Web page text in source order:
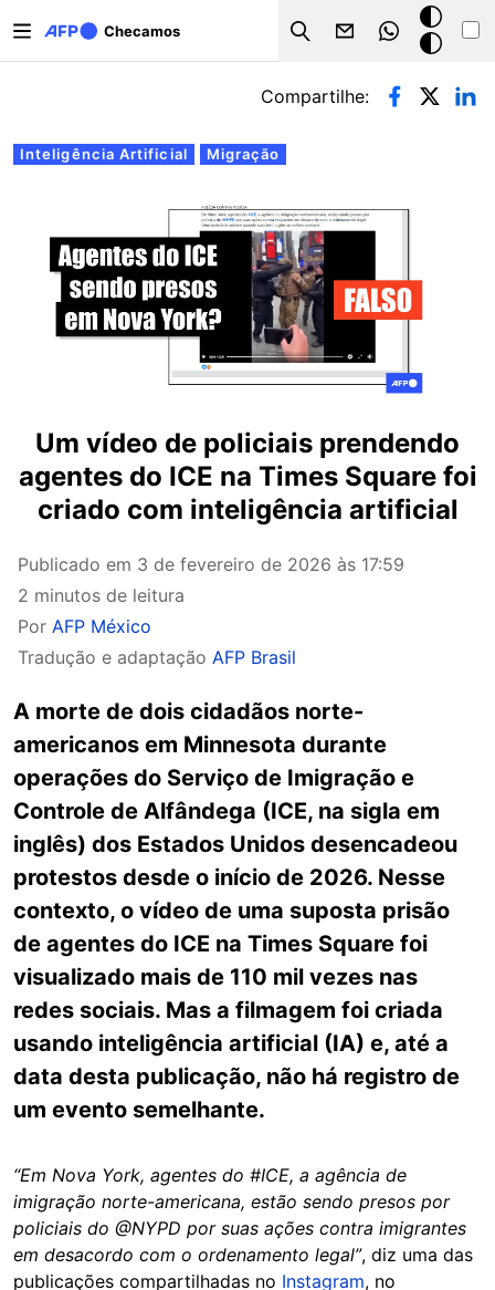
Checamos
Search
Modo
escuro
Abas primárias
Inteligência Artificial Migração
Compartilhe:
Um vídeo de policiais prendendo
agentes do ICE na Times Square foi
criado com inteligência artificial
Publicado em 3 de fevereiro de 2026 às 17:59
2 minutos de leitura
Por AFP México
Tradução e adaptação AFP Brasil
A morte de dois cidadãos norte-
americanos em Minnesota durante
operações do Serviço de Imigração e
Controle de Alfândega (ICE, na sigla em
inglês) dos Estados Unidos desencadeou
protestos desde o início de 2026. Nesse
contexto, o vídeo de uma suposta prisão
de agentes do ICE na Times Square foi
visualizado mais de 110 mil vezes nas
redes sociais. Mas a filmagem foi criada
usando inteligência artificial (IA) e, até a
data desta publicação, não há registro de
um evento semelhante.
“Em Nova York, agentes do #ICE, a agência de
imigração norte-americana, estão sendo presos por
policiais do @NYPD por suas ações contra imigrantes
em desacordo com o ordenamento legal”, diz uma das
publicações compartilhadas no Instagram, no